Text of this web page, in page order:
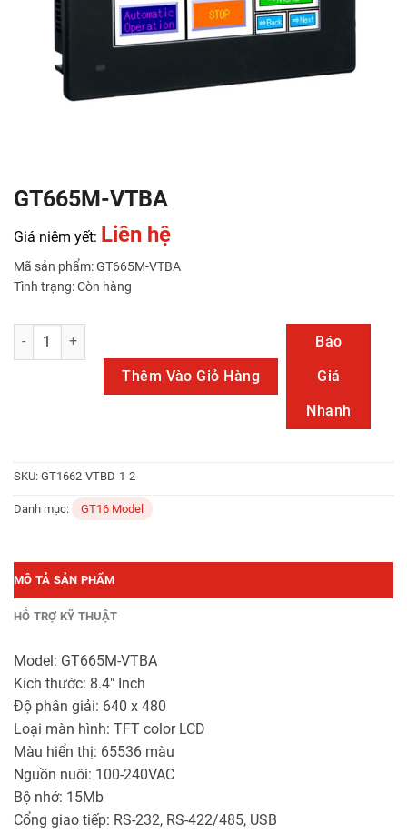
GT665M-VTBA
Giá niêm yết: Liên hệ
Mã sản phẩm: GT665M-VTBA
Tình trạng: Còn hàng
GT665M-VTBA số lượng
Thêm Vào Giỏ Hàng
Báo
Giá
Nhanh
SKU: GT1662-VTBD-1-2
Danh mục: GT16 Model
MÔ TẢ SẢN PHẨM
HỖ TRỢ KỸ THUẬT
Model: GT665M-VTBA
Kích thước: 8.4″ Inch
Độ phân giải: 640 x 480
Loại màn hình: TFT color LCD
Màu hiển thị: 65536 màu
Nguồn nuôi: 100-240VAC
Bộ nhớ: 15Mb
Cổng giao tiếp: RS-232, RS-422/485, USB